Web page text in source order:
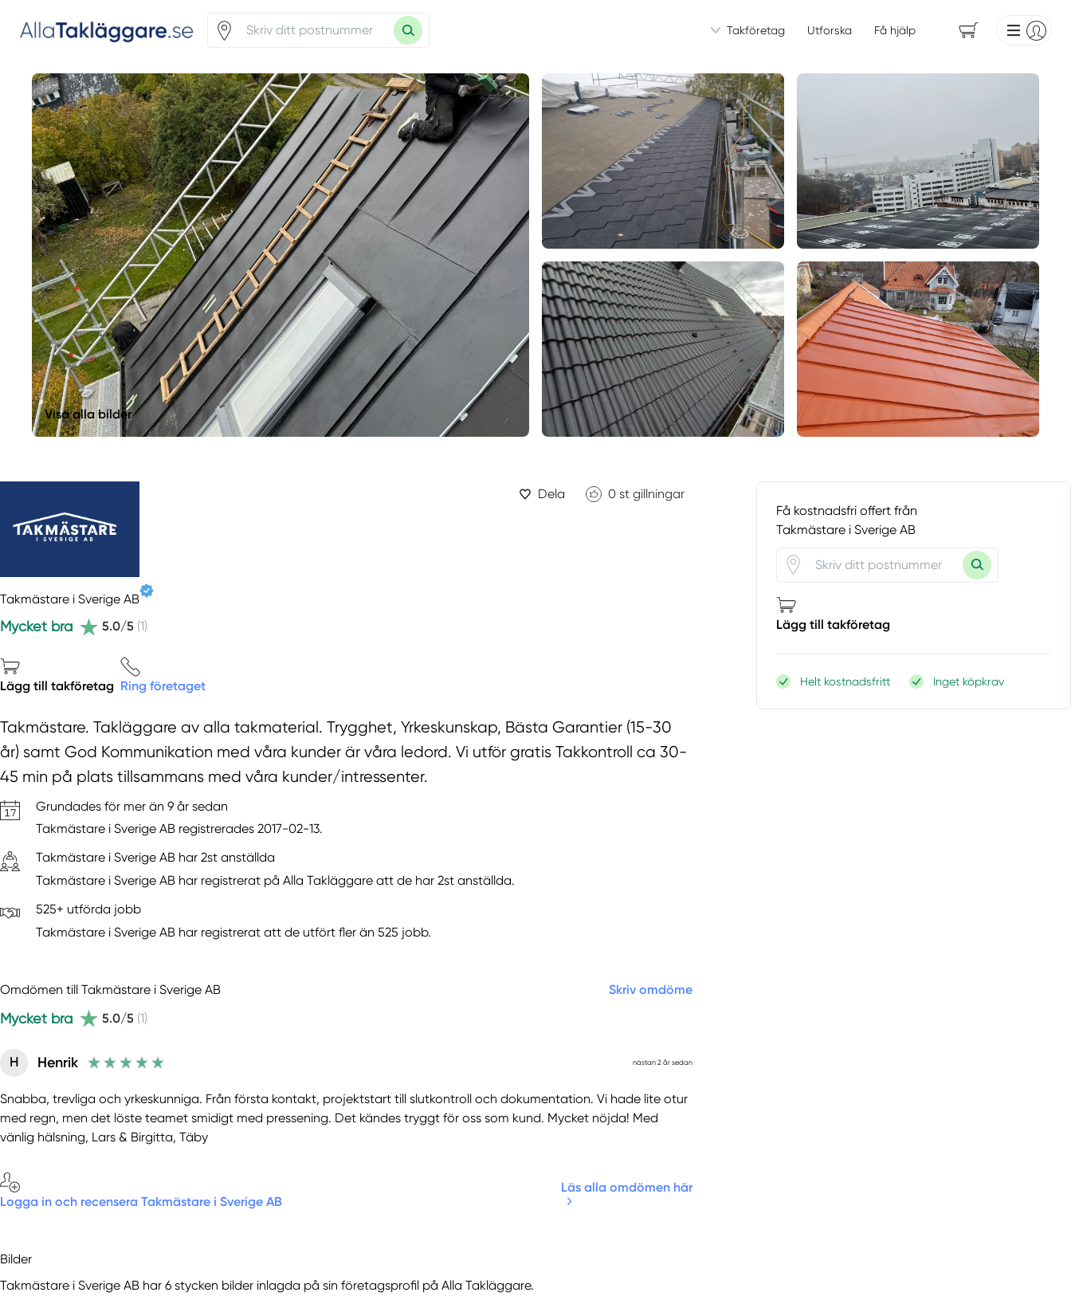
Takföretag Utforska Få hjälp
Visa alla bilder
Dela 0 st gillningar
Takmästare i Sverige AB
Mycket bra 5.0/5 (1)
Lägg till takföretag Ring företaget
Takmästare. Takläggare av alla takmaterial. Trygghet, Yrkeskunskap, Bästa Garantier (15-30
år) samt God Kommunikation med våra kunder är våra ledord. Vi utför gratis Takkontroll ca 30-
45 min på plats tillsammans med våra kunder/intressenter.
Grundades för mer än 9 år sedan
Takmästare i Sverige AB registrerades 2017-02-13.
Takmästare i Sverige AB har 2st anställda
Takmästare i Sverige AB har registrerat på Alla Takläggare att de har 2st anställda.
525+ utförda jobb
Takmästare i Sverige AB har registrerat att de utfört fler än 525 jobb.
Omdömen till Takmästare i Sverige AB
Mycket bra 5.0/5 (1)
Skriv omdöme
H Henrik nästan 2 år sedan
Snabba, trevliga och yrkeskunniga. Från första kontakt, projektstart till slutkontroll och dokumentation. Vi hade lite otur
med regn, men det löste teamet smidigt med pressening. Det kändes tryggt för oss som kund. Mycket nöjda! Med
vänlig hälsning, Lars & Birgitta, Täby
Logga in och recensera Takmästare i Sverige AB
Läs alla omdömen här
Bilder
Takmästare i Sverige AB har 6 stycken bilder inlagda på sin företagsprofil på Alla Takläggare.
Få kostnadsfri offert från
Takmästare i Sverige AB
Lägg till takföretag
Helt kostnadsfritt Inget köpkrav